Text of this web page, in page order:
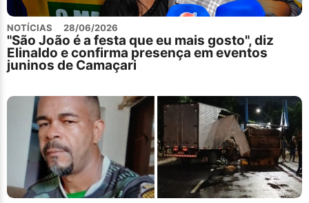
NOTÍCIAS 28/06/2026
"São João é a festa que eu mais gosto", diz
Elinaldo e confirma presença em eventos
juninos de Camaçari